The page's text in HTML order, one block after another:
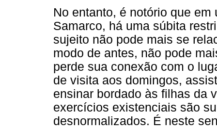
No entanto, é notório que
Samarco, há uma súbita
sujeito não pode mais se
modo de antes, não pode
perde sua conexão com o
de visita aos domingos,
ensinar bordado às filhas da
exercícios existenciais são
desnormalizados. É neste